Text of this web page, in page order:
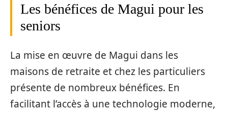
Les bénéfices de Magui pour les
seniors
La mise en œuvre de Magui dans les
maisons de retraite et chez les particuliers
présente de nombreux bénéfices. En
facilitant l’accès à une technologie moderne,